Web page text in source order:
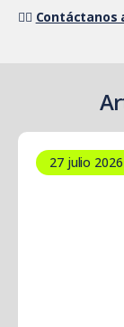
👉🏼 Contáctanos
27 julio 2026